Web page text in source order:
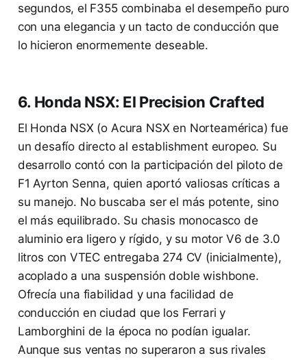
segundos, el F355 combinaba el desempeño puro
con una elegancia y un tacto de conducción que
lo hicieron enormemente deseable.
6. Honda NSX: El Precision Crafted
El Honda NSX (o Acura NSX en Norteamérica) fue
un desafío directo al establishment europeo. Su
desarrollo contó con la participación del piloto de
F1 Ayrton Senna, quien aportó valiosas críticas a
su manejo. No buscaba ser el más potente, sino
el más equilibrado. Su chasis monocasco de
aluminio era ligero y rígido, y su motor V6 de 3.0
litros con VTEC entregaba 274 CV (inicialmente),
acoplado a una suspensión doble wishbone.
Ofrecía una fiabilidad y una facilidad de
conducción en ciudad que los Ferrari y
Lamborghini de la época no podían igualar.
Aunque sus ventas no superaron a sus rivales